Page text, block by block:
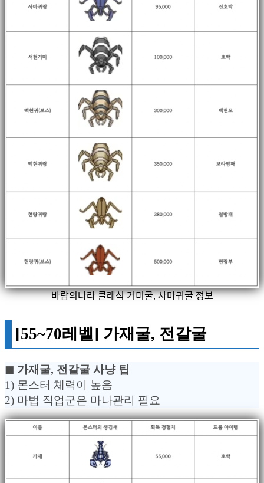
바람의나라 클래식 거미굴, 사마귀굴 정보
[55~70레벨] 가재굴, 전갈굴
◼︎ 가재굴, 전갈굴 사냥 팁
1) 몬스터 체력이 높음
2) 마법 직업군은 마나관리 필요